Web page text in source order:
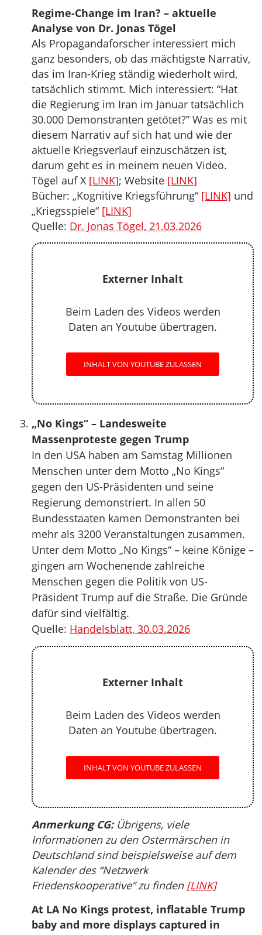
Regime-Change im Iran? – aktuelle
Analyse von Dr. Jonas Tögel
Als Propagandaforscher interessiert mich
ganz besonders, ob das mächtigste Narrativ,
das im Iran-Krieg ständig wiederholt wird,
tatsächlich stimmt. Mich interessiert: “Hat
die Regierung im Iran im Januar tatsächlich
30.000 Demonstranten getötet?” Was es mit
diesem Narrativ auf sich hat und wie der
aktuelle Kriegsverlauf einzuschätzen ist,
darum geht es in meinem neuen Video.
Tögel auf X [LINK]; Website [LINK]
Bücher: „Kognitive Kriegsführung“ [LINK] und
„Kriegsspiele“ [LINK]
Quelle: Dr. Jonas Tögel, 21.03.2026
Externer Inhalt
Beim Laden des Videos werden
Daten an Youtube übertragen.
INHALT VON YOUTUBE ZULASSEN
„No Kings“ – Landesweite
Massenproteste gegen Trump
In den USA haben am Samstag Millionen
Menschen unter dem Motto „No Kings“
gegen den US-Präsidenten und seine
Regierung demonstriert. In allen 50
Bundesstaaten kamen Demonstranten bei
mehr als 3200 Veranstaltungen zusammen.
Unter dem Motto „No Kings“ – keine Könige –
gingen am Wochenende zahlreiche
Menschen gegen die Politik von US-
Präsident Trump auf die Straße. Die Gründe
dafür sind vielfältig.
Quelle: Handelsblatt, 30.03.2026
Externer Inhalt
Beim Laden des Videos werden
Daten an Youtube übertragen.
INHALT VON YOUTUBE ZULASSEN
Anmerkung CG:Übrigens, viele
Informationen zu den Ostermärschen in
Deutschland sind beispielsweise auf dem
Kalender des “Netzwerk
Friedenskooperative” zu finden [LINK]
At LA No Kings protest, inflatable Trump
baby and more displays captured in